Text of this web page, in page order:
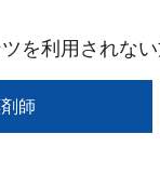
を利用されな
師